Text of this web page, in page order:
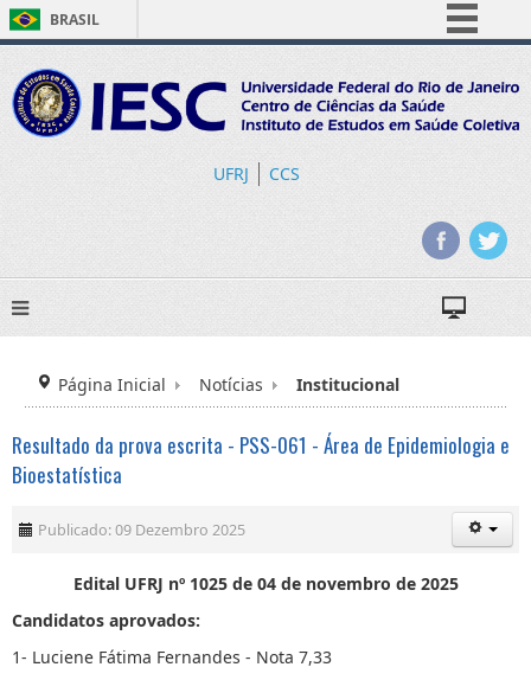
BRASIL
Comunica BR
Participe
UFRJ CCS
Página Inicial Notícias Institucional
Resultado da prova escrita - PSS-061 - Área de Epidemiologia e
Bioestatística
Publicado: 09 Dezembro 2025
Edital UFRJ nº 1025 de 04 de novembro de 2025
Candidatos aprovados:
1- Luciene Fátima Fernandes - Nota 7,33